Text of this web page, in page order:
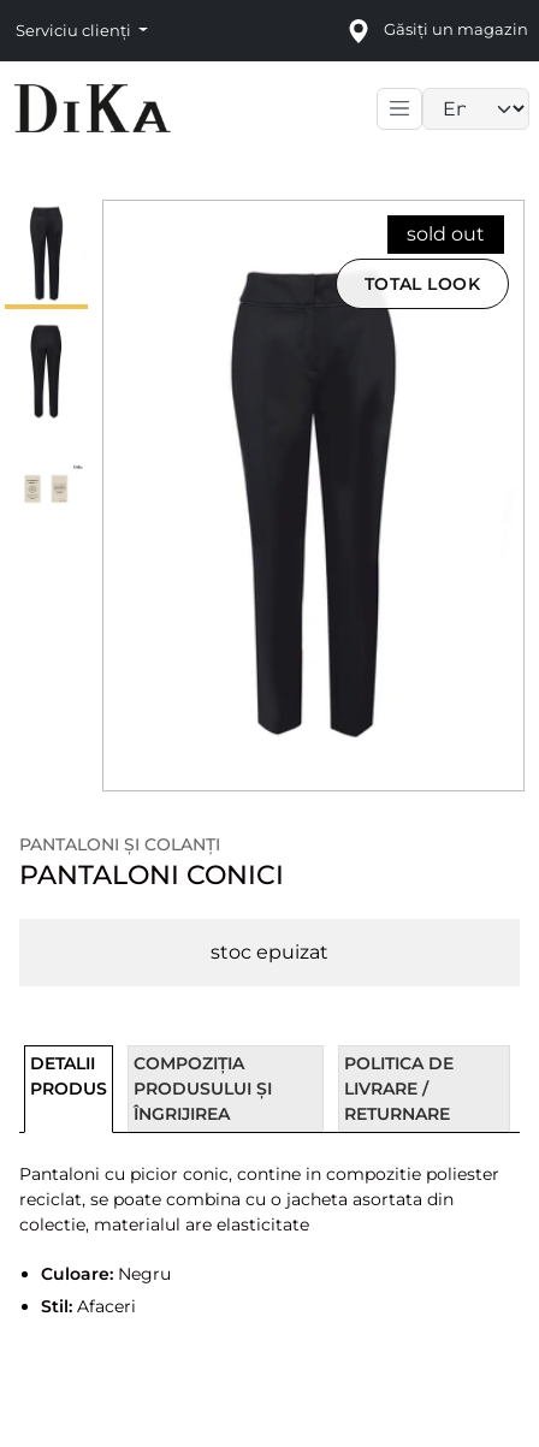
Serviciu clienți Găsiți un magazin
sold out
TOTAL LOOK
PANTALONI ȘI COLANȚI
PANTALONI CONICI
stoc epuizat
DETALII
PRODUS
COMPOZIȚIA
PRODUSULUI ȘI
ÎNGRIJIREA
POLITICA DE
LIVRARE /
RETURNARE
Pantaloni cu picior conic, contine in compozitie poliester
reciclat, se poate combina cu o jacheta asortata din
colectie, materialul are elasticitate
Culoare:Negru
Stil:Afaceri